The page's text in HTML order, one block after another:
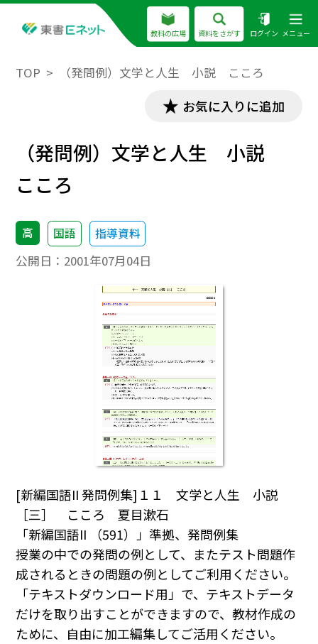
教科の広場 資料をさがす ログイン メニュー
TOP （発問例）文学と人生 小説 こころ
お気に入りに追加
（発問例）文学と人生 小説
こころ
高 国語 指導資料
公開日： 2001年07月04日
[新編国語II 発問例集]１１ 文学と人生 小説
［三］ こころ 夏目漱石
「新編国語II （591）」準拠、発問例集
授業の中での発問の例として、またテスト問題作
成されるときの問題の例としてご利用ください｡
「テキストダウンロード用」で、テキストデータ
だけを取り出すことができますので、教材作成の
ために、自由に加工編集してご活用ください｡